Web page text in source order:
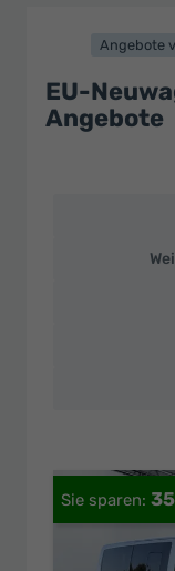
Angebote
EU-
Angebote
Neuwagen